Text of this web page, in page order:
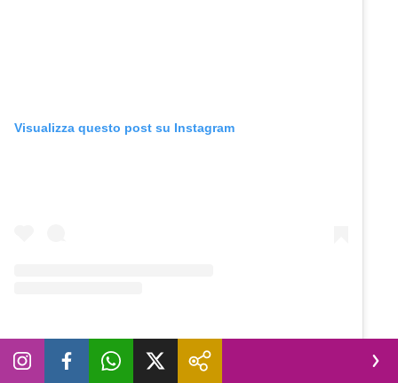
Visualizza questo post su Instagram
Un post condiviso da Novella 2000 (@novella2000_official)